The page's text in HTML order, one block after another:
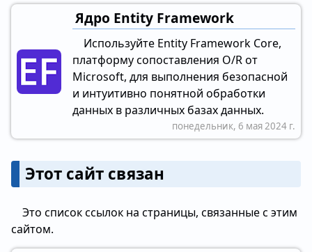
Ядро Entity Framework
Используйте Entity Framework Core,
платформу сопоставления O/R от
Microsoft, для выполнения безопасной
и интуитивно понятной обработки
данных в различных базах данных.
понедельник, 6 мая 2024 г.
Этот сайт связан
Это список ссылок на страницы, связанные с этим
сайтом.